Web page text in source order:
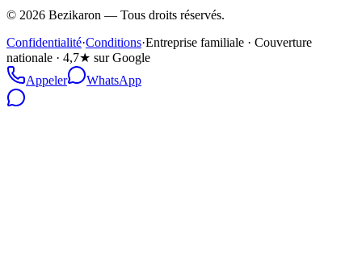
© 2026 Bezikaron — Tous droits réservés.
Confidentialité·Conditions·Entreprise familiale · Couverture
nationale · 4,7★ sur Google
Appeler
WhatsApp